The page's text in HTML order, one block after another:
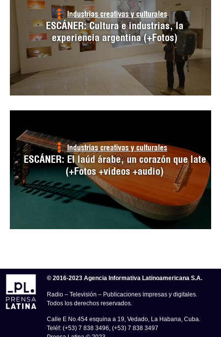
Industrias creativas y culturales
ESCÁNER: Cultura e industrias, la
experiencia argentina (+Fotos)
Industrias creativas y culturales
ESCÁNER: El laúd árabe, un corazón que late
(+Fotos +videos +audio)
© 2016-2023 Agencia Informativa Latinoamericana S.A.
Radio – Televisión – Publicaciones impresas y digitales.
Todos los derechos reservados.
Calle E No.454 esquina a 19, Vedado, La Habana, Cuba.
Teléf: (+53) 7 838 3496, (+53) 7 838 3497